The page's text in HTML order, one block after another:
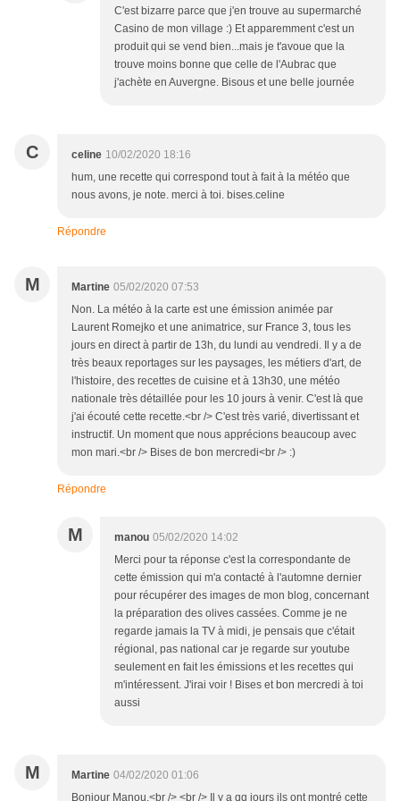
C'est bizarre parce que j'en trouve au supermarché
Casino de mon village :) Et apparemment c'est un
produit qui se vend bien...mais je t'avoue que la
trouve moins bonne que celle de l'Aubrac que
j'achète en Auvergne. Bisous et une belle journée
C celine 10/02/2020 18:16
hum, une recette qui correspond tout à fait à la météo que
nous avons, je note. merci à toi. bises.celine
Répondre
M Martine 05/02/2020 07:53
Non. La météo à la carte est une émission animée par
Laurent Romejko et une animatrice, sur France 3, tous les
jours en direct à partir de 13h, du lundi au vendredi. Il y a de
très beaux reportages sur les paysages, les métiers d'art, de
l'histoire, des recettes de cuisine et à 13h30, une météo
nationale très détaillée pour les 10 jours à venir. C'est là que
j'ai écouté cette recette.<br /> C'est très varié, divertissant et
instructif. Un moment que nous apprécions beaucoup avec
mon mari.<br /> Bises de bon mercredi<br /> :)
Répondre
M manou 05/02/2020 14:02
Merci pour ta réponse c'est la correspondante de
cette émission qui m'a contacté à l'automne dernier
pour récupérer des images de mon blog, concernant
la préparation des olives cassées. Comme je ne
regarde jamais la TV à midi, je pensais que c'était
régional, pas national car je regarde sur youtube
seulement en fait les émissions et les recettes qui
m'intéressent. J'irai voir ! Bises et bon mercredi à toi
aussi
M Martine 04/02/2020 01:06
Bonjour Manou,<br /> <br /> Il y a qq jours ils ont montré cette